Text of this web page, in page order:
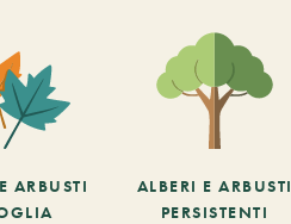
ARBUSTI
ALBERI E ARBUSTI
PERSISTENTI